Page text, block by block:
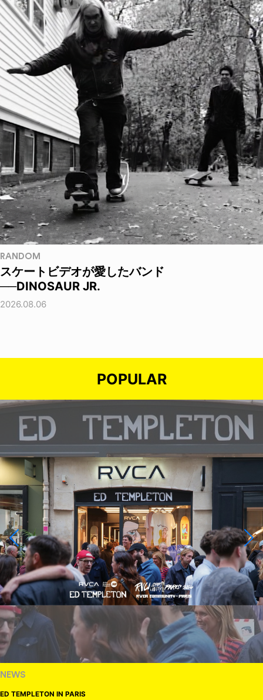
RANDOM
スケートビデオが愛したバンド
──DINOSAUR JR.
2026.08.06
POPULAR
NEWS
ED TEMPLETON IN PARIS